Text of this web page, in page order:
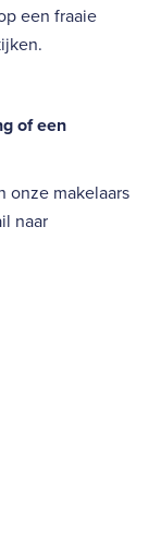
een fraaie
of een
onze makelaars
naar